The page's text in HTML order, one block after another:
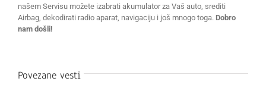
našem Servisu možete izabrati akumulator za Vaš auto, srediti
Airbag, dekodirati radio aparat, navigaciju i još mnogo toga. Dobro
nam došli!
Povezane vesti